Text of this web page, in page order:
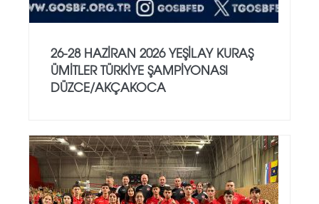
26-28 HAZİRAN 2026 YEŞİLAY KURAŞ
ÜMİTLER TÜRKİYE ŞAMPİYONASI
DÜZCE/AKÇAKOCA